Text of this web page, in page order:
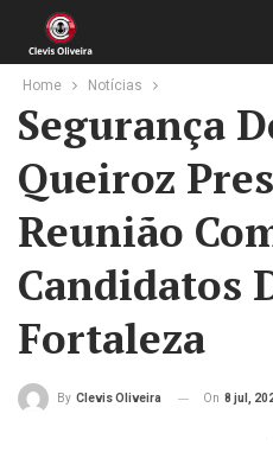
Home Notícias
Segurança
Queiroz
Reunião
Candidatos
Fortaleza
By Clevis Oliveira On 8 jul,